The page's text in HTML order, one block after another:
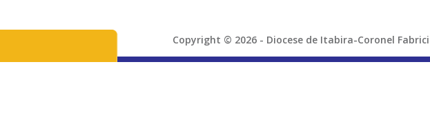
Copyright © 2026 - Diocese de Itabira-Coronel